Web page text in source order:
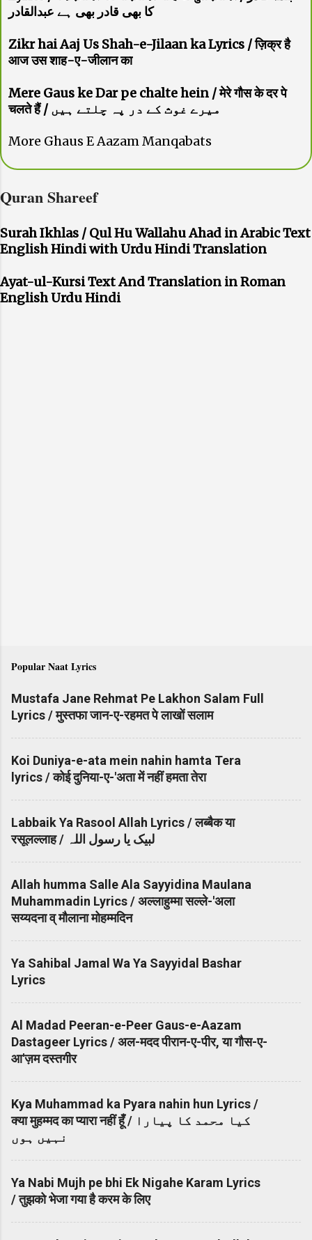
کا بھی قادر بھی ہے عبدالقادر
Zikr hai Aaj Us Shah-e-Jilaan ka Lyrics / ज़िक्र है
आज उस शाह-ए-जीलान का
Mere Gaus ke Dar pe chalte hein / मेरे गौस के दर पे
चलते हैं / میرے غوث کے در پہ چلتے ہیں
More Ghaus E Aazam Manqabats
Quran Shareef
Surah Ikhlas / Qul Hu Wallahu Ahad in Arabic Text
English Hindi with Urdu Hindi Translation
Ayat-ul-Kursi Text And Translation in Roman
English Urdu Hindi
Popular Naat Lyrics
Mustafa Jane Rehmat Pe Lakhon Salam Full
Lyrics / मुस्तफा जान-ए-रहमत पे लाखों सलाम
Koi Duniya-e-ata mein nahin hamta Tera
lyrics / कोई दुनिया-ए-'अता में नहीं हमता तेरा
Labbaik Ya Rasool Allah Lyrics / लब्बैक या
रसूलल्लाह / لبیک یا رسول اللہ
Allah humma Salle Ala Sayyidina Maulana
Muhammadin Lyrics / अल्लाहुम्मा सल्ले-'अला
सय्यदना व् मौलाना मोहम्मदिन
Ya Sahibal Jamal Wa Ya Sayyidal Bashar
Lyrics
Al Madad Peeran-e-Peer Gaus-e-Aazam
Dastageer Lyrics / अल-मदद पीरान-ए-पीर, या गौस-ए-
आ'ज़म दस्तगीर
Kya Muhammad ka Pyara nahin hun Lyrics /
क्या मुहम्मद का प्यारा नहीं हूँ / کیا محمد کا پیارا
نہیں ہوں
Ya Nabi Mujh pe bhi Ek Nigahe Karam Lyrics
/ तुझको भेजा गया है करम के लिए